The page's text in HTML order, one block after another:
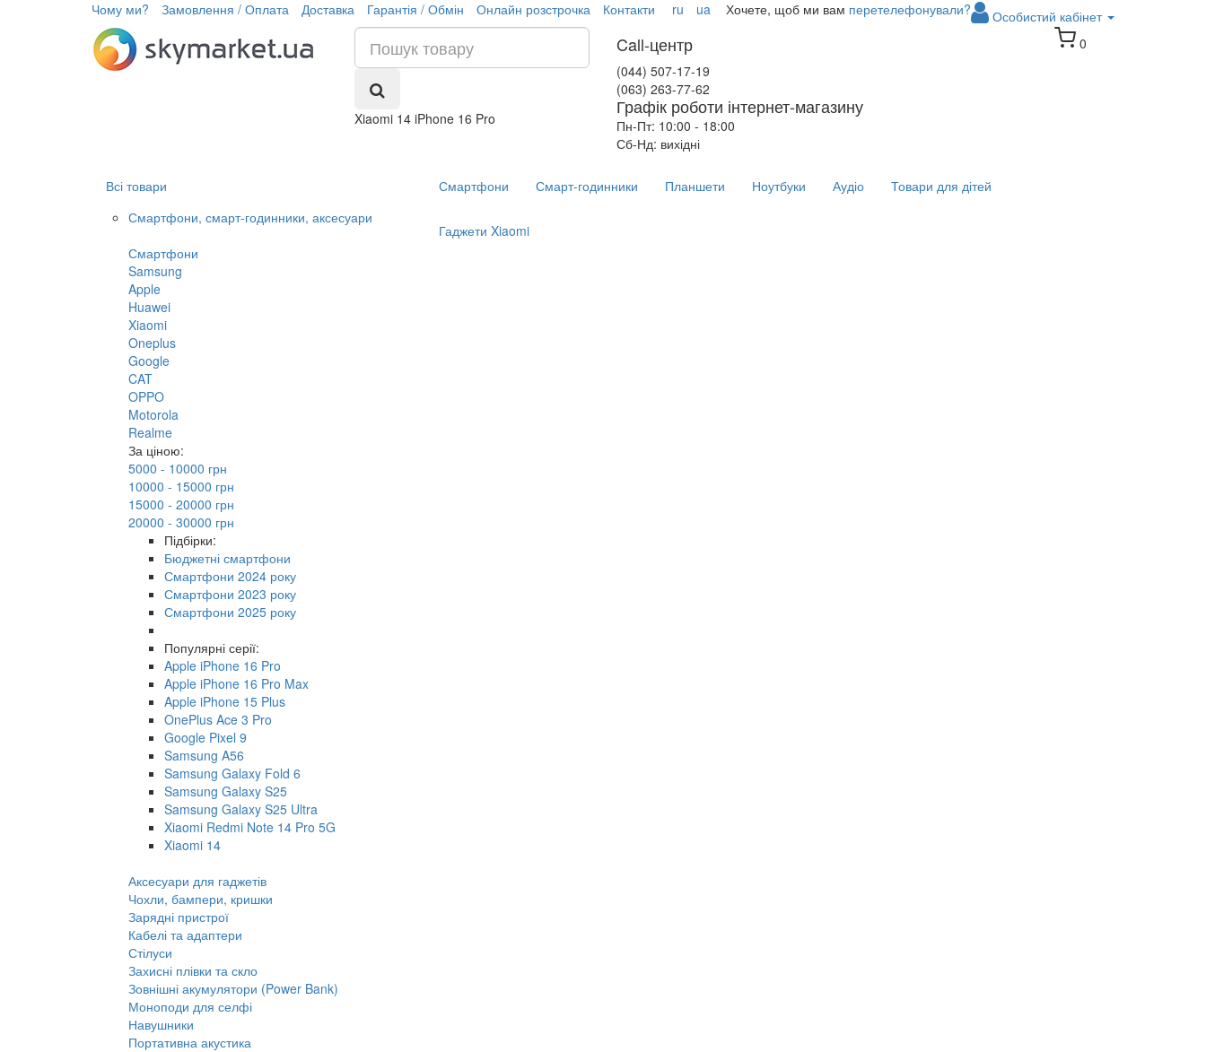
Чому ми? Замовлення / Оплата Доставка Гарантія / Обмін Онлайн розстрочка Контакти ru ua Особистий кабінет
Хочете, щоб ми вам перетелефонували?
Xiaomi 14 iPhone 16 Pro
Call-центр
(044) 507-17-19
(063) 263-77-62
Графік роботи інтернет-магазину
Пн-Пт: 10:00 - 18:00
Сб-Нд: вихідні
0
Всі товари
Смартфони, смарт-годинники, аксесуари
Смартфони
Samsung
Apple
Huawei
Xiaomi
Oneplus
Google
CAT
OPPO
Motorola
Realme
За ціною:
5000 - 10000 грн
10000 - 15000 грн
15000 - 20000 грн
20000 - 30000 грн
Підбірки:
Бюджетні смартфони
Смартфони 2024 року
Смартфони 2023 року
Смартфони 2025 року
Популярні серії:
Apple iPhone 16 Pro
Apple iPhone 16 Pro Max
Apple iPhone 15 Plus
OnePlus Ace 3 Pro
Google Pixel 9
Samsung A56
Samsung Galaxy Fold 6
Samsung Galaxy S25
Samsung Galaxy S25 Ultra
Xiaomi Redmi Note 14 Pro 5G
Xiaomi 14
Аксесуари для гаджетів
Чохли, бампери, кришки
Зарядні пристрої
Кабелі та адаптери
Стілуси
Захисні плівки та скло
Зовнішні акумулятори (Power Bank)
Моноподи для селфі
Навушники
Портативна акустика
Смартфони Смарт-годинники Планшети Ноутбуки Аудіо Товари для дітей
Гаджети Xiaomi